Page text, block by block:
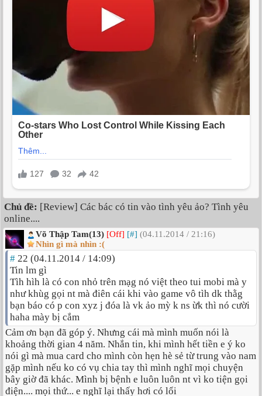
Chủ đề: [Review] Các bác có tin vào tình yêu ảo? Tình yêu
online....
Võ Thập Tam(13) [Off] [#] (04.11.2014 / 21:16)
Nhìn gì mà nhìn :(
# 22 (04.11.2014 / 14:09)
Tin lm gì
Tìh hìh là có con nhỏ trên mạg nó việt theo tui mobi mà y
như khùg gọi nt mà điên cái khi vào game vô tìh dk thằg
bạn báo có p con xyz j đóa là vk ảo mỳ k ns ừk thì nó cười
haha mày bị cắm
Cảm ơn bạn đã góp ý. Nhưng cái mà mình muốn nói là
khoảng thời gian 4 năm. Nhắn tin, khi mình hết tiền e ý ko
nói gì mà mua card cho mình còn hẹn hè sẻ từ trung vào nam
gặp mình nếu ko có vụ chia tay thì mình nghĩ mọi chuyện
bây giờ đã khác. Mình bị bệnh e luôn luôn nt vì ko tiện gọi
điện.... mọi thứ... e nghĩ lại thấy hơi có lổi